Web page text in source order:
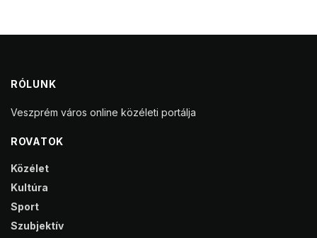
RÓLUNK
Veszprém város online közéleti portálja
ROVATOK
Közélet
Kultúra
Sport
Szubjektív